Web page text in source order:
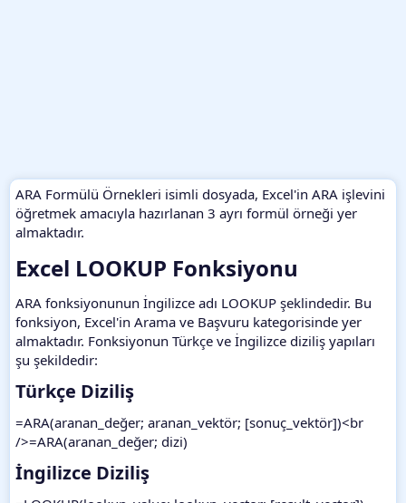
ARA Formülü Örnekleri isimli dosyada, Excel'in ARA işlevini
öğretmek amacıyla hazırlanan 3 ayrı formül örneği yer
almaktadır.
Excel LOOKUP Fonksiyonu​
ARA fonksiyonunun İngilizce adı LOOKUP şeklindedir. Bu
fonksiyon, Excel'in Arama ve Başvuru kategorisinde yer
almaktadır. Fonksiyonun Türkçe ve İngilizce diziliş yapıları
şu şekildedir:
Türkçe Diziliş​
=ARA(aranan_değer; aranan_vektör; [sonuç_vektör])<br
/>=ARA(aranan_değer; dizi)
İngilizce Diziliş​